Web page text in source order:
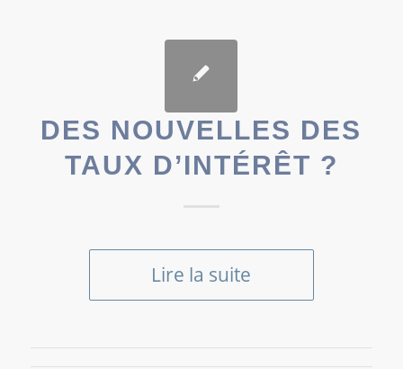
DES NOUVELLES DES
TAUX D’INTÉRÊT ?
Lire la suite